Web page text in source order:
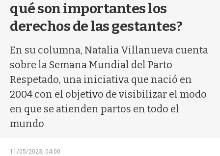
qué son importantes los
derechos de las gestantes?
En su columna, Natalia Villanueva cuenta
sobre la Semana Mundial del Parto
Respetado, una iniciativa que nació en
2004 con el objetivo de visibilizar el modo
en que se atienden partos en todo el
mundo
11/05/2023, 04:00